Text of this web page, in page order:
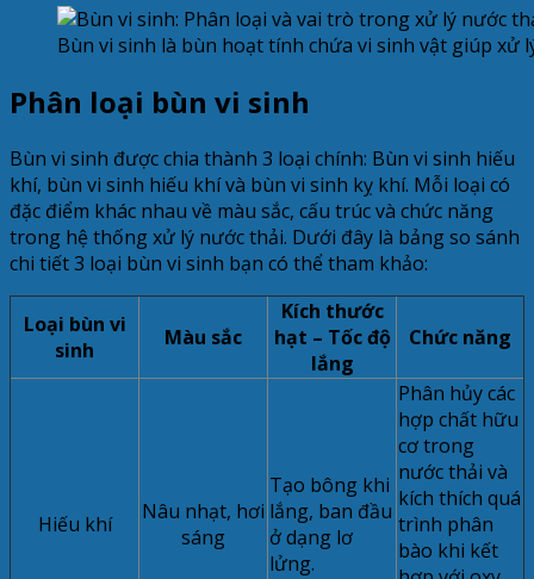
Bùn vi sinh là bùn hoạt tính chứa vi sinh vật giúp xử
Phân loại bùn vi sinh
Bùn vi sinh được chia thành 3 loại chính: Bùn vi sinh hiếu
khí, bùn vi sinh hiếu khí và bùn vi sinh kỵ khí. Mỗi loại có
đặc điểm khác nhau về màu sắc, cấu trúc và chức năng
trong hệ thống xử lý nước thải. Dưới đây là bảng so sánh
chi tiết 3 loại bùn vi sinh bạn có thể tham khảo:
Loại bùn vi
sinh
Màu sắc
Kích thước
hạt – Tốc độ
lắng
Chức năng
Hiếu khí
Nâu nhạt, hơi
sáng
Tạo bông khi
lắng, ban đầu
ở dạng lơ
lửng.
Phân hủy các
hợp chất hữu
cơ trong
nước thải và
kích thích quá
trình phân
bào khi kết